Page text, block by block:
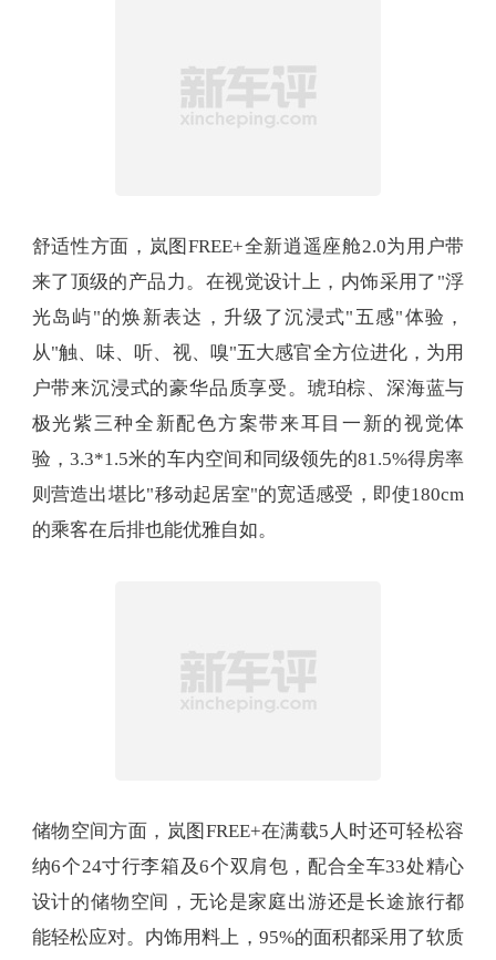
舒适性方面，岚图FREE+全新逍遥座舱2.0为用户带
来了顶级的产品力。在视觉设计上，内饰采用了"浮
光岛屿"的焕新表达，升级了沉浸式"五感"体验，
从"触、味、听、视、嗅"五大感官全方位进化，为用
户带来沉浸式的豪华品质享受。琥珀棕、深海蓝与
极光紫三种全新配色方案带来耳目一新的视觉体
验，3.3*1.5米的车内空间和同级领先的81.5%得房率
则营造出堪比"移动起居室"的宽适感受，即使180cm
的乘客在后排也能优雅自如。
储物空间方面，岚图FREE+在满载5人时还可轻松容
纳6个24寸行李箱及6个双肩包，配合全车33处精心
设计的储物空间，无论是家庭出游还是长途旅行都
能轻松应对。内饰用料上，95%的面积都采用了软质